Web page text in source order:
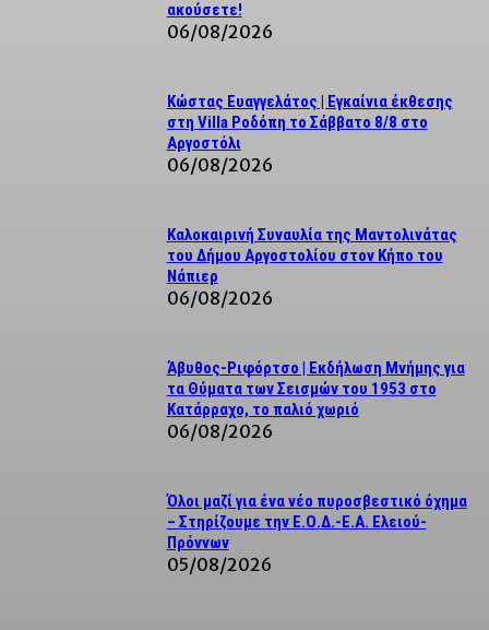
ακούσετε!
06/08/2026
Κώστας Ευαγγελάτος | Εγκαίνια έκθεσης
στη Villa Ροδόπη το Σάββατο 8/8 στο
Αργοστόλι
06/08/2026
Καλοκαιρινή Συναυλία της Μαντολινάτας
του Δήμου Αργοστολίου στον Κήπο του
Νάπιερ
06/08/2026
Άβυθος-Ριφόρτσο | Εκδήλωση Μνήμης για
τα Θύματα των Σεισμών του 1953 στο
Κατάρραχο, το παλιό χωριό
06/08/2026
Όλοι μαζί για ένα νέο πυροσβεστικό όχημα
– Στηρίζουμε την Ε.Ο.Δ.-Ε.Α. Ελειού-
Πρόννων
05/08/2026